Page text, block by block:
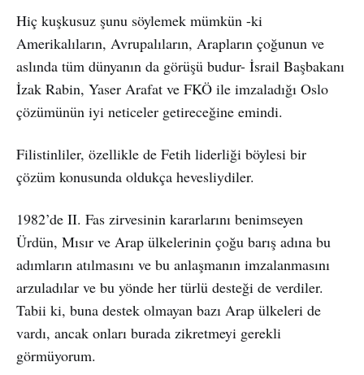
Hiç kuşkusuz şunu söylemek mümkün -ki
Amerikalıların, Avrupalıların, Arapların çoğunun ve
aslında tüm dünyanın da görüşü budur- İsrail Başbakanı
İzak Rabin, Yaser Arafat ve FKÖ ile imzaladığı Oslo
çözümünün iyi neticeler getireceğine emindi.
Filistinliler, özellikle de Fetih liderliği böylesi bir
çözüm konusunda oldukça hevesliydiler.
1982’de II. Fas zirvesinin kararlarını benimseyen
Ürdün, Mısır ve Arap ülkelerinin çoğu barış adına bu
adımların atılmasını ve bu anlaşmanın imzalanmasını
arzuladılar ve bu yönde her türlü desteği de verdiler.
Tabii ki, buna destek olmayan bazı Arap ülkeleri de
vardı, ancak onları burada zikretmeyi gerekli
görmüyorum.